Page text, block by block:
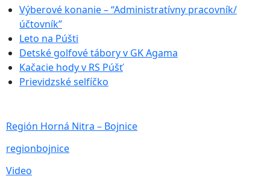
Výberové konanie – “Administratívny pracovník/
účtovník”
Leto na Púšti
Detské golfové tábory v GK Agama
Kačacie hody v RS Púšť
Prievidzské selfíčko
Región Horná Nitra – Bojnice
regionbojnice
Video